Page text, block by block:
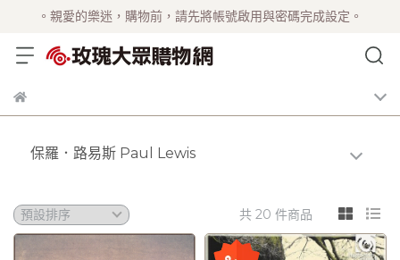
。親愛的樂迷，購物前，請先將帳號啟用與密碼完成設定。
保羅．路易斯 Paul Lewis
共 20 件商品